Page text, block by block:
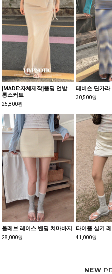
[MADE:자체제작]폴딩 언발
롱스커트
25,800원
테비슨 단가라
30,500원
올레브 레이스 밴딩 치마바지
28,000원
타이플 실키
41,000원
NEW